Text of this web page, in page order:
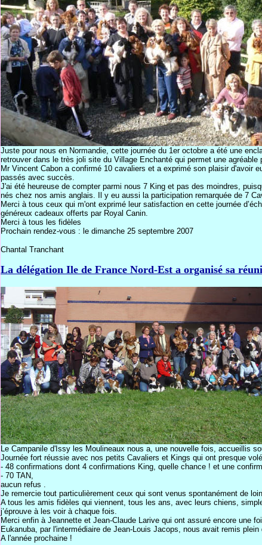
Juste pour nous en Normandie, cette journée du 1er octobre a été une
retrouver dans le très joli site du Village Enchanté qui permet une
Mr Vincent Cabon a confirmé 10 cavaliers et a exprimé son plaisir d'avoir
passés avec succès.
J'ai été heureuse de compter parmi nous 7 King et pas des moindres,
nés chez nos amis anglais. Il y eu aussi la participation remarquée de 7
Merci à tous ceux qui m'ont exprimé leur satisfaction en cette journée
généreux cadeaux offerts par Royal Canin.
Merci à tous les fidèles
Prochain rendez-vous : le dimanche 25 septembre 2007
Chantal Tranchant
La délégation Ile de France Nord-Est a organisé sa
Le Campanile d'Issy les Moulineaux nous a, une nouvelle fois, accueillis
Journée fort réussie avec nos petits Cavaliers et Kings qui ont presque
- 48 confirmations dont 4 confirmations King, quelle chance ! et une
- 70 TAN,
aucun refus .
Je remercie tout particulièrement ceux qui sont venus spontanément de
A tous les amis fidèles qui viennent, tous les ans, avec leurs chiens,
j’éprouve à les voir à chaque fois.
Merci enfin à Jeannette et Jean-Claude Larive qui ont assuré encore
Eukanuba, par l'intermédiaire de Jean-Louis Jacops, nous avait remis
A l'année prochaine !